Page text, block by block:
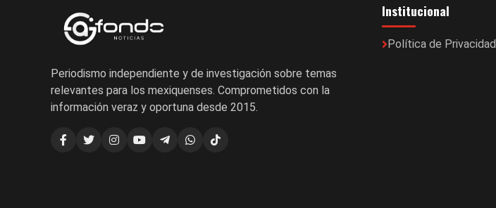
Periodismo independiente y de investigación sobre temas
relevantes para los mexiquenses. Comprometidos con la
información veraz y oportuna desde 2015.
Institucional
Política de Privacidad